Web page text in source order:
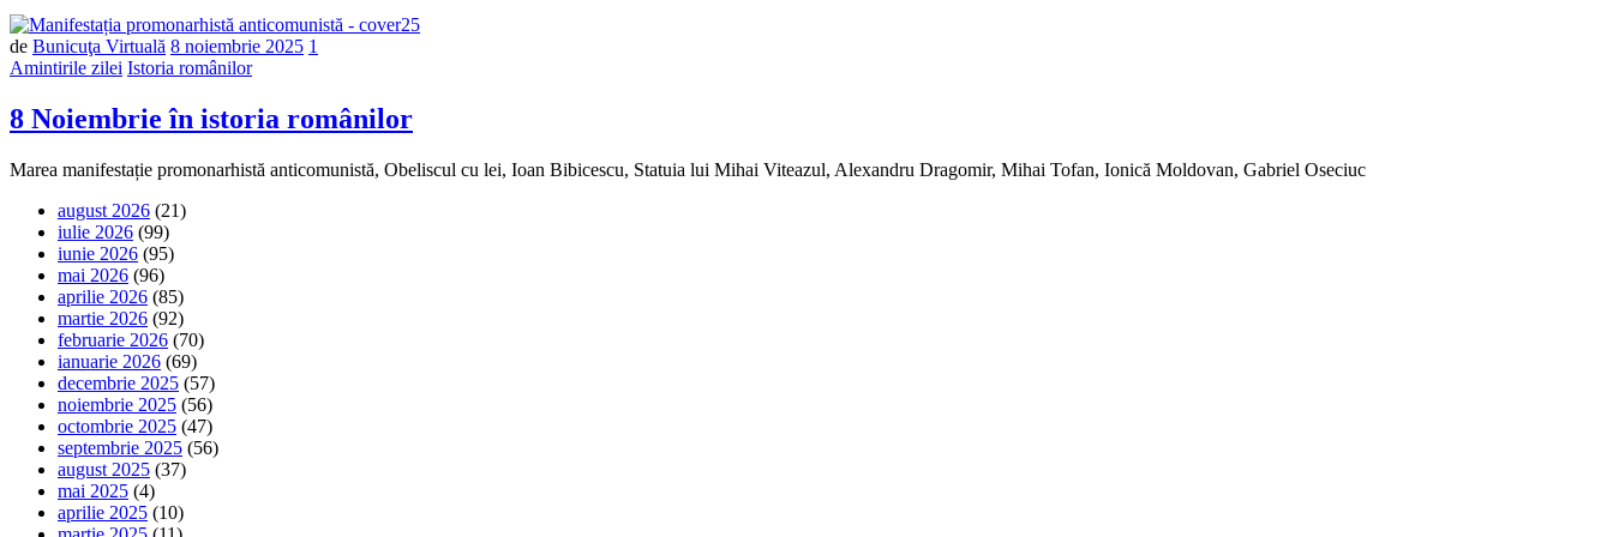
de Bunicuţa Virtuală 8 noiembrie 2025 1
Amintirile zilei Istoria românilor
8 Noiembrie în istoria românilor
Marea manifestație promonarhistă anticomunistă, Obeliscul cu lei, Ioan Bibicescu, Statuia lui Mihai Viteazul, Alexandru Dragomir, Mihai Tofan, Ionică Moldovan, Gabriel Oseciuc
august 2026 (21)
iulie 2026 (99)
iunie 2026 (95)
mai 2026 (96)
aprilie 2026 (85)
martie 2026 (92)
februarie 2026 (70)
ianuarie 2026 (69)
decembrie 2025 (57)
noiembrie 2025 (56)
octombrie 2025 (47)
septembrie 2025 (56)
august 2025 (37)
mai 2025 (4)
aprilie 2025 (10)